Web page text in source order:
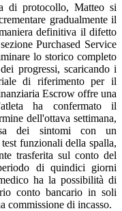
di protocollo, Matteo si
gradualmente il
definitiva il difetto
Purchased Service
lo storico completo
progressi, scaricando i
di riferimento per il
Escrow offre una
ha confermato il
dell'ottava settimana,
dei sintomi con un
funzionali della spalla,
trasferita sul conto del
di quindici giorni
ha la possibilità di
conto bancario in soli
commissione di incasso.